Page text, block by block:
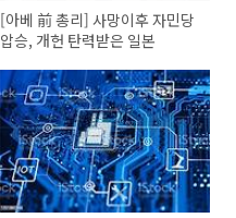
[아베 前 총리] 사망이후 자민당
압승, 개헌 탄력받은 일본